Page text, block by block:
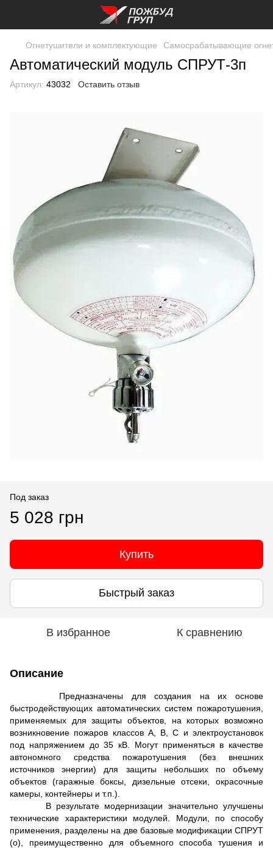
Огнетушители и комплектующие Самосрабатывающие
Автоматический модуль СПРУТ-3п
Артикул: 43032 Оставить отзыв
Под заказ
5 028 грн
Купить
Быстрый заказ
В избранное К сравнению
Описание
Предназначены для создания на их основе
быстродействующих автоматических систем пожаротушения,
применяемых для защиты объектов, на которых возможно
возникновение пожаров классов А, В, С и электроустановок
под напряжением до 35 кВ. Могут применяться в качестве
автономного средства пожаротушения (без внешних
источников энергии) для защиты небольших по объему
объектов (гаражные боксы, дизельные отсеки, окрасочные
камеры, контейнеры и т.п.).
В результате модернизации значительно улучшены
технические характеристики модулей. Модули, по способу
применения, разделены на две базовые модификации СПРУТ
(о), преимущественно для объемного способа тушения и